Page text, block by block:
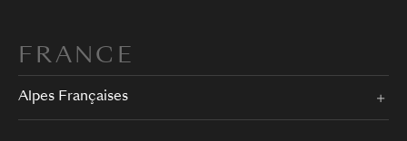
FRANCE
Alpes Françaises